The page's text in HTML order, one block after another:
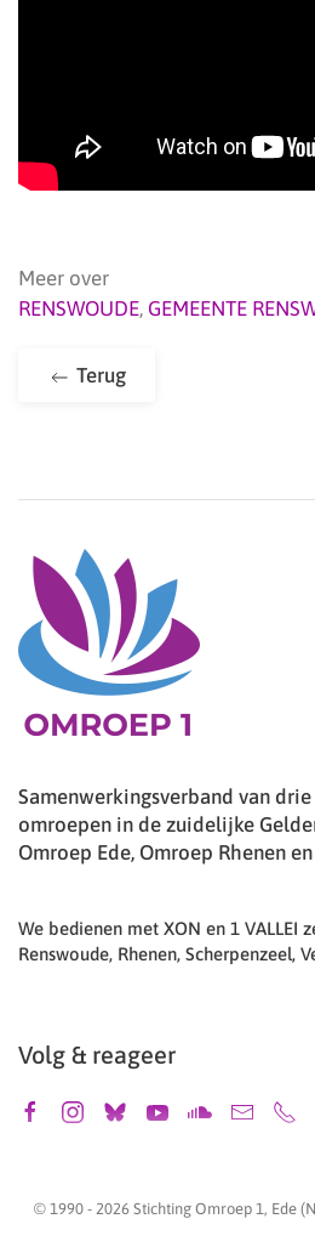
Meer over
RENSWOUDE, GEMEENTE
Terug
Samenwerkingsverband van
omroepen in de zuidelijke
Omroep Ede, Omroep Rhenen
We bedienen met XON en 1 VALLEI
Renswoude, Rhenen, Scherpenzeel,
Volg & reageer
© 1990 - 2026 Stichting Omroep 1, Ede